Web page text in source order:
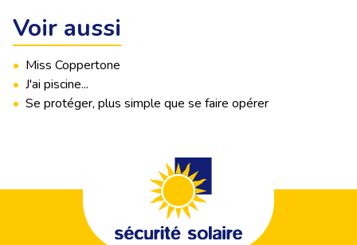
Voir aussi
• Miss Coppertone
• J'ai piscine...
• Se protéger, plus simple que se faire opérer